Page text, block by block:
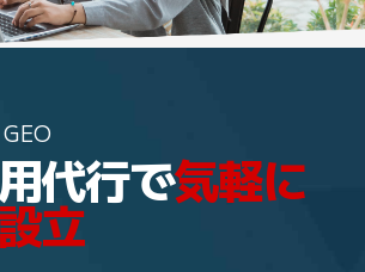
代行で気軽に
立